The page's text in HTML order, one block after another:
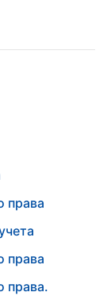
права
права
права.